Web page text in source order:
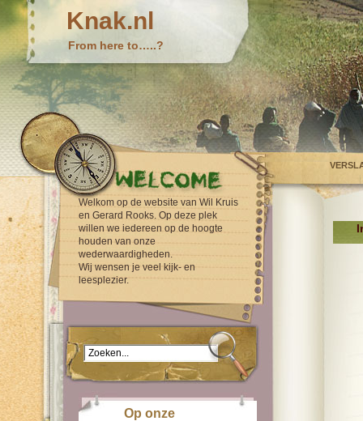
Knak.nl
From here to…..?
Welkom op de website van Wil Kruis
en Gerard Rooks. Op deze plek
willen we iedereen op de hoogte
houden van onze
wederwaardigheden.
Wij wensen je veel kijk- en
leesplezier.
Op onze